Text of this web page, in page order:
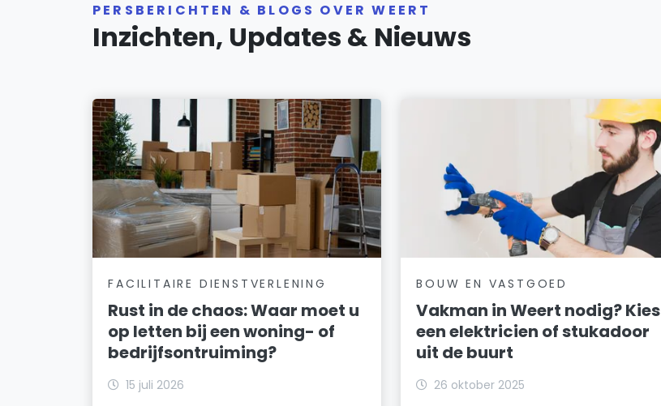
PERSBERICHTEN & BLOGS OVER WEERT
Inzichten, Updates & Nieuws
FACILITAIRE DIENSTVERLENING
Rust in de chaos: Waar moet u
op letten bij een woning- of
bedrijfsontruiming?
15 juli 2026
BOUW EN VASTGOED
Vakman in Weert nodig? Kies
een elektricien of stukadoor
uit de buurt
26 oktober 2025